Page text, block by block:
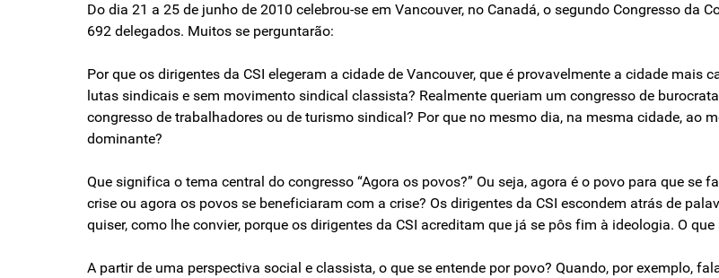
Do dia 21 a 25 de junho de 2010 celebrou-se em Vancouver, no Canadá, o segundo Congresso da
692 delegados. Muitos se perguntarão:
Por que os dirigentes da CSI elegeram a cidade de Vancouver, que é provavelmente a cidade mais
lutas sindicais e sem movimento sindical classista? Realmente queriam um congresso de
congresso de trabalhadores ou de turismo sindical? Por que no mesmo dia, na mesma cidade, ao
dominante?
Que significa o tema central do congresso “Agora os povos?” Ou seja, agora é o povo para que se
crise ou agora os povos se beneficiaram com a crise? Os dirigentes da CSI escondem atrás de
quiser, como lhe convier, porque os dirigentes da CSI acreditam que já se pôs fim à ideologia. O
A partir de uma perspectiva social e classista, o que se entende por povo? Quando, por exemplo,